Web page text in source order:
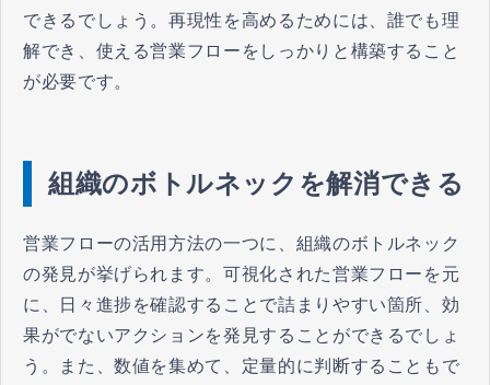
できるでしょう。再現性を高めるためには、誰でも理
解でき、使える営業フローをしっかりと構築すること
が必要です。
組織のボトルネックを解消できる
営業フローの活用方法の一つに、組織のボトルネック
の発見が挙げられます。可視化された営業フローを元
に、日々進捗を確認することで詰まりやすい箇所、効
果がでないアクションを発見することができるでしょ
う。また、数値を集めて、定量的に判断することもで